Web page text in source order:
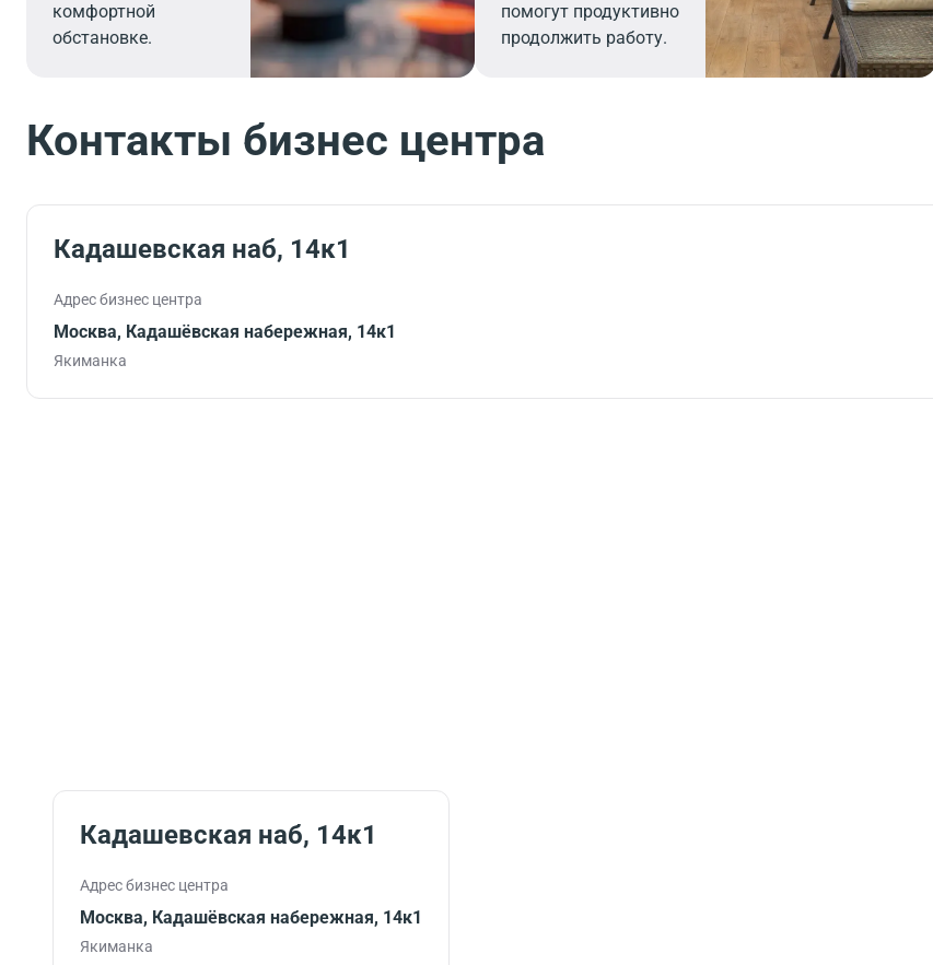
комфортной
обстановке.
помогут продуктивно
продолжить работу.
Контакты бизнес центра
Кадашевская наб, 14к1
Адрес бизнес центра
Москва, Кадашёвская набережная, 14к1
Якиманка
Кадашевская наб, 14к1
Адрес бизнес центра
Москва, Кадашёвская набережная, 14к1
Якиманка